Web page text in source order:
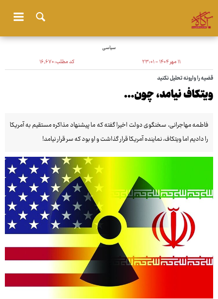
سیاسی
۱۱ مهر ۱۴۰۴ - ۲۳:۰۱ کد مطلب:۱۶٬۶۷۰
قضیه را وارونه تحلیل نکنید
ویتکاف نیامد، چون...
فاطمه مهاجرانی، سخنگوی دولت اخیرا گفته که ما پیشنهاد مذاکره مستقیم به آمریکا
را دادیم اما ویتکاف، نماینده آمریکا قرار گذاشت و او بود که سر قرار نیامد!